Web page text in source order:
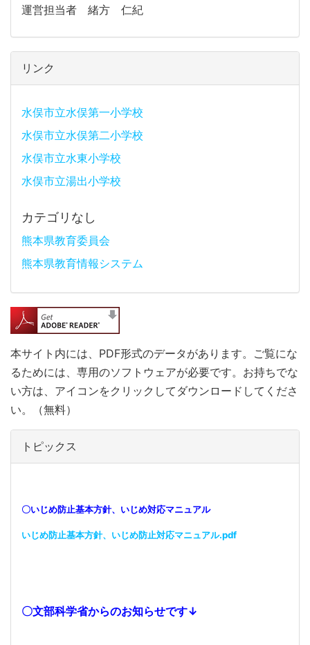
運営担当者 緒方 仁紀
リンク
水俣市立水俣第一小学校
水俣市立水俣第二小学校
水俣市立水東小学校
水俣市立湯出小学校
カテゴリなし
熊本県教育委員会
熊本県教育情報システム
本サイト内には、PDF形式のデータがあります。ご覧にな
るためには、専用のソフトウェアが必要です。お持ちでな
い方は、アイコンをクリックしてダウンロードしてくださ
い。（無料）
トピックス
〇いじめ防止基本方針、いじめ対応マニュアル
いじめ防止基本方針、いじめ防止対応マニュアル.pdf
〇文部科学省からのお知らせです↓